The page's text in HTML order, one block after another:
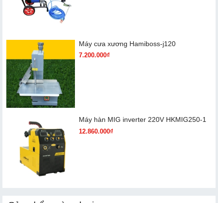
Máy cưa xương Hamiboss-j120
7.200.000₫
Máy hàn MIG inverter 220V HKMIG250-1
12.860.000₫